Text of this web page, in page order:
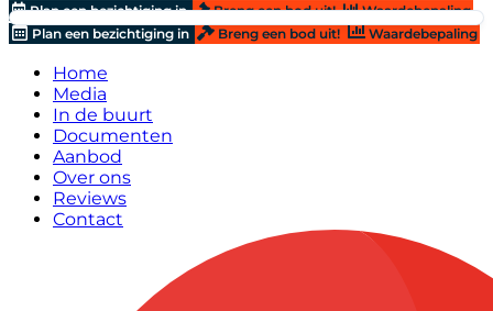
Plan een bezichtiging in Breng een bod uit!
Waardebepaling
Plan een bezichtiging in
Breng een bod uit! Waardebepaling
Home
Media
In de buurt
Documenten
Aanbod
Over ons
Reviews
Contact